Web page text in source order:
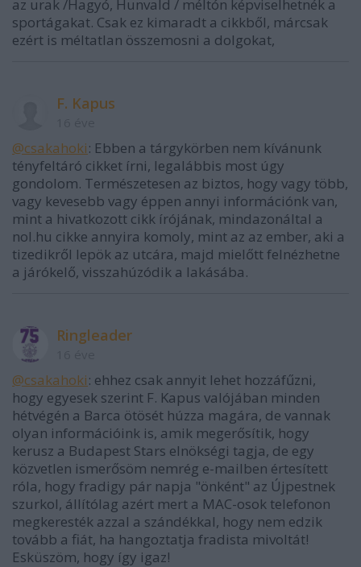
az urak /Hagyó, Hunvald / méltón képviselhetnék a
sportágakat. Csak ez kimaradt a cikkből, márcsak
ezért is méltatlan összemosni a dolgokat,
F. Kapus
@csakahoki: Ebben a tárgykörben nem kívánunk
tényfeltáró cikket írni, legalábbis most úgy
gondolom. Természetesen az biztos, hogy vagy több,
vagy kevesebb vagy éppen annyi információnk van,
mint a hivatkozott cikk írójának, mindazonáltal a
nol.hu cikke annyira komoly, mint az az ember, aki a
tizedikről lepök az utcára, majd mielőtt felnézhetne
a járókelő, visszahúzódik a lakásába.
Ringleader
@csakahoki: ehhez csak annyit lehet hozzáfűzni,
hogy egyesek szerint F. Kapus valójában minden
hétvégén a Barca ötösét húzza magára, de vannak
olyan információink is, amik megerősítik, hogy
kerusz a Budapest Stars elnökségi tagja, de egy
közvetlen ismerősöm nemrég e-mailben értesített
róla, hogy fradigy pár napja "önként" az Újpestnek
szurkol, állítólag azért mert a MAC-osok telefonon
megkeresték azzal a szándékkal, hogy nem edzik
tovább a fiát, ha hangoztatja fradista mivoltát!
Esküszöm, hogy így igaz!